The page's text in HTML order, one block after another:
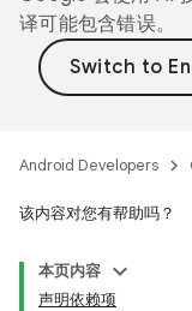
译可能包含错误。
Android Developers
该内容对您有帮助吗？
本页内容
声明依赖项